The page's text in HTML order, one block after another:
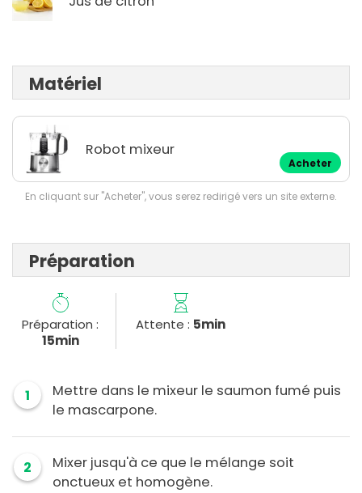
Matériel
Robot mixeur
Acheter
En cliquant sur "Acheter", vous serez redirigé vers un site externe.
Préparation
Préparation :
15min
Attente : 5min
1
Mettre dans le mixeur le saumon fumé puis
le mascarpone.
2
Mixer jusqu'à ce que le mélange soit
onctueux et homogène.